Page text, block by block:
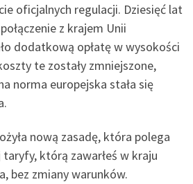
oficjalnych regulacji. Dziesięć lat
z krajem Unii
dodatkową opłatę w wysokości
te zostały zmniejszone,
norma europejska stała się
nową zasadę, która polega
taryfy, którą zawarłeś w kraju
bez zmiany warunków.